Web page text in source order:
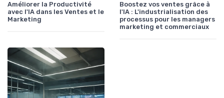
Améliorer la Productivité
avec l'IA dans les Ventes et le
Marketing
Boostez vos ventes grâce à
l'IA : L'industrialisation des
processus pour les managers
marketing et commerciaux